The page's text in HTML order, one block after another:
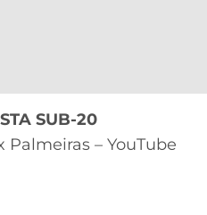
SUB-20
Palmeiras – YouTube